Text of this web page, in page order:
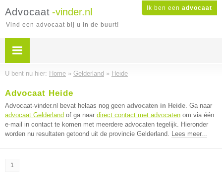
Ik ben een advocaat
Advocaat -vinder.nl
Vind een advocaat bij u in de buurt!
U bent nu hier: Home » Gelderland » Heide
Advocaat Heide
Advocaat-vinder.nl bevat helaas nog geen advocaten in Heide. Ga naar
advocaat Gelderland of ga naar direct contact met advocaten om via één
e-mail in contact te komen met meerdere advocaten tegelijk. Hieronder
worden nu resultaten getoond uit de provincie Gelderland. Lees meer...
1